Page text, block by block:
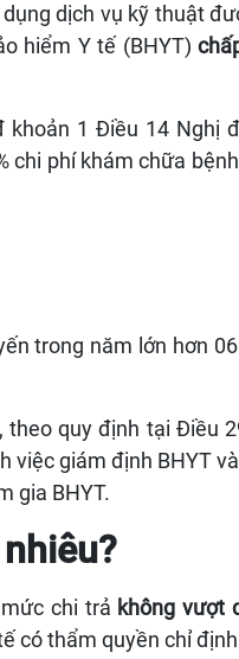
dịch vụ kỹ thuật
hiểm Y tế (BHYT)
khoản 1 Điều 14 Nghị
chi phí khám chữa
trong năm lớn hơn
quy định tại Điều
việc giám định BHYT
gia BHYT.
chi trả không vượt
có thẩm quyền chỉ